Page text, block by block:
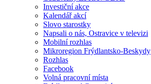
Investiční akce
Kalendář akcí
Slovo starostky
Napsali o nás, Ostravice v televizi
Mobilní rozhlas
Mikroregion Frýdlantsko-Beskydy
Rozhlas
Facebook
Volná pracovní místa